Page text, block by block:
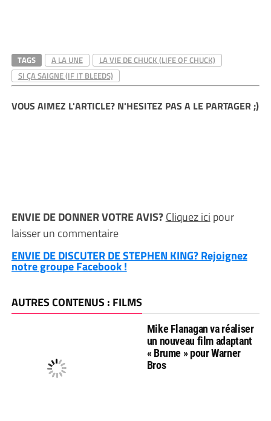
TAGS A LA UNE
LA VIE DE CHUCK (LIFE OF CHUCK)
SI ÇA SAIGNE (IF IT BLEEDS)
VOUS AIMEZ L'ARTICLE? N'HESITEZ PAS A LE PARTAGER ;)
ENVIE DE DONNER VOTRE AVIS?Cliquez ici pour
laisser un commentaire
ENVIE DE DISCUTER DE STEPHEN KING? Rejoignez
notre groupe Facebook !
AUTRES CONTENUS : FILMS
Mike Flanagan va réaliser
un nouveau film adaptant
« Brume » pour Warner
Bros